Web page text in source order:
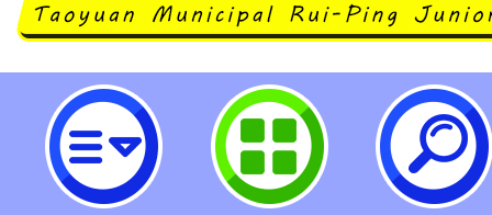
neilrpjhstyc網站設計者：徐嘉